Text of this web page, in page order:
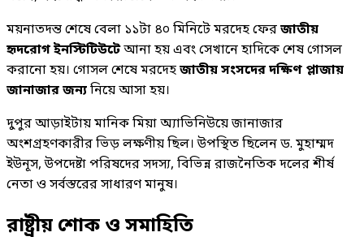
ময়নাতদন্ত শেষে বেলা ১১টা ৪০ মিনিটে মরদেহ ফেরজাতীয়
হৃদরোগ ইনস্টিটিউটেআনা হয় এবং সেখানে হাদিকে শেষ গোসল
করানো হয়। গোসল শেষে মরদেহজাতীয় সংসদের দক্ষিণ প্লাজায়
জানাজার জন্যনিয়ে আসা হয়।
দুপুর আড়াইটায় মানিক মিয়া অ্যাভিনিউয়ে জানাজার
অংশগ্রহণকারীর ভিড় লক্ষণীয় ছিল। উপস্থিত ছিলেন ড. মুহাম্মদ
ইউনূস, উপদেষ্টা পরিষদের সদস্য, বিভিন্ন রাজনৈতিক দলের শীর্ষ
নেতা ও সর্বস্তরের সাধারণ মানুষ।
রাষ্ট্রীয় শোক ও সমাহিতি